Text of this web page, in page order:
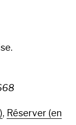
, Réserver (en